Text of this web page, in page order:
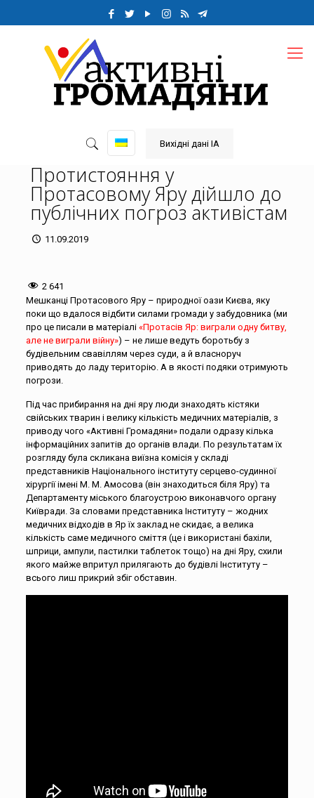
Вихідні дані ІА
Протистояння у
Протасовому Яру дійшло до
публічних погроз активістам
11.09.2019
2 641
Мешканці Протасового Яру – природної оази Києва, яку
поки що вдалося відбити силами громади у забудовника (ми
про це писали в матеріалі «Протасів Яр: виграли одну битву,
але не виграли війну») – не лише ведуть боротьбу з
будівельним свавіллям через суди, а й власноруч
приводять до ладу територію. А в якості подяки отримують
погрози.
Під час прибирання на дні яру люди знаходять кістяки
свійських тварин і велику кількість медичних матеріалів, з
приводу чого «Активні Громадяни» подали одразу кілька
інформаційних запитів до органів влади. По результатам їх
розгляду була скликана виїзна комісія у складі
представників Національного інституту серцево-судинної
хірургії імені М. М. Амосова (він знаходиться біля Яру) та
Департаменту міського благоустрою виконавчого органу
Київради. За словами представника Інституту – жодних
медичних відходів в Яр їх заклад не скидає, а велика
кількість саме медичного сміття (це і використані бахіли,
шприци, ампули, пастилки таблеток тощо) на дні Яру, схили
якого майже впритул прилягають до будівлі Інституту –
всього лиш прикрий збіг обставин.